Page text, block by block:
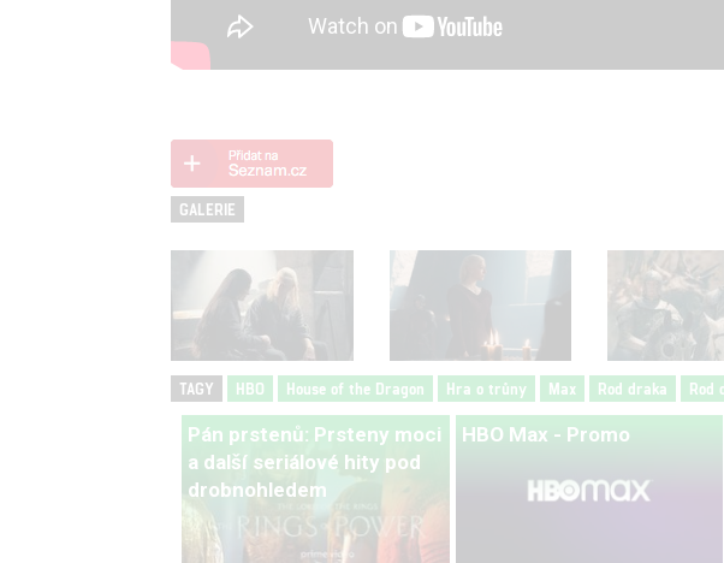
GALERIE
TAGY HBO House of the Dragon Hra o trůny Max Rod draka Rod
Pán prstenů: Prsteny moci
a další seriálové hity pod
drobnohledem
HBO Max - Promo